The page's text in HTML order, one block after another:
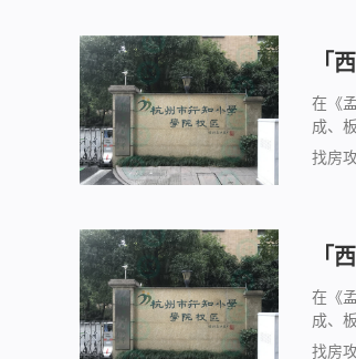
「
在《
成、
找房
「
在《
成、
找房